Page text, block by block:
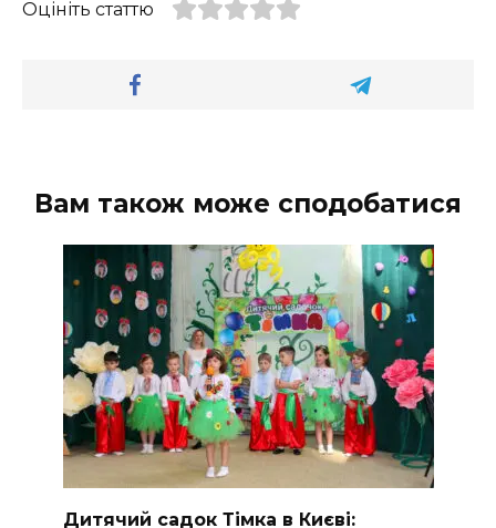
Оцініть статтю
Вам також може сподобатися
Дитячий садок Тімка в Києві: